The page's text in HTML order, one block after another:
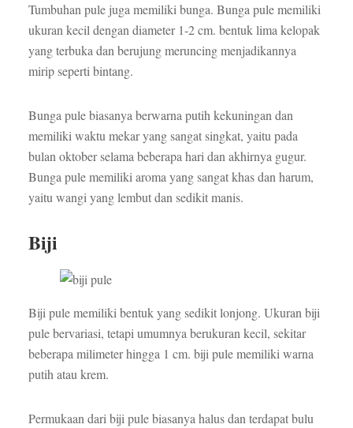
Tumbuhan pule juga memiliki bunga. Bunga pule memiliki
ukuran kecil dengan diameter 1-2 cm. bentuk lima kelopak
yang terbuka dan berujung meruncing menjadikannya
mirip seperti bintang.
Bunga pule biasanya berwarna putih kekuningan dan
memiliki waktu mekar yang sangat singkat, yaitu pada
bulan oktober selama beberapa hari dan akhirnya gugur.
Bunga pule memiliki aroma yang sangat khas dan harum,
yaitu wangi yang lembut dan sedikit manis.
Biji
Biji pule memiliki bentuk yang sedikit lonjong. Ukuran biji
pule bervariasi, tetapi umumnya berukuran kecil, sekitar
beberapa milimeter hingga 1 cm. biji pule memiliki warna
putih atau krem.
Permukaan dari biji pule biasanya halus dan terdapat bulu